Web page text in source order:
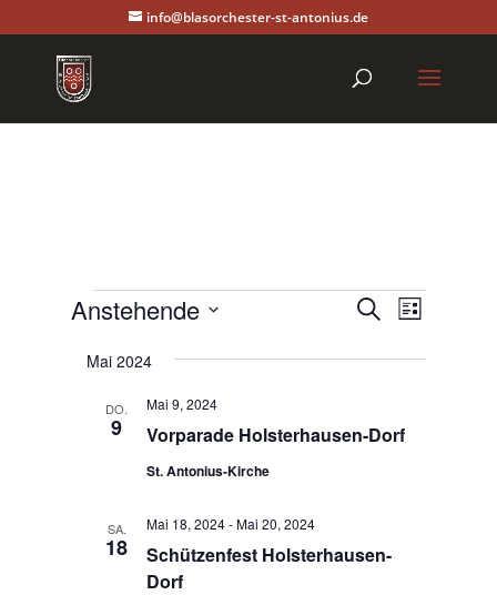
info@blasorchester-st-antonius.de
Veranstaltungen
und
Navigation
SucheListe
Anstehende
wählen.
Mai 2024
DO.
9 Vorparade Holsterhausen-Dorf
Mai 9, 2024
St. Antonius-Kirche
SA.
18
Schützenfest Holsterhausen-
Dorf
Mai 18, 2024-Mai 20, 2024